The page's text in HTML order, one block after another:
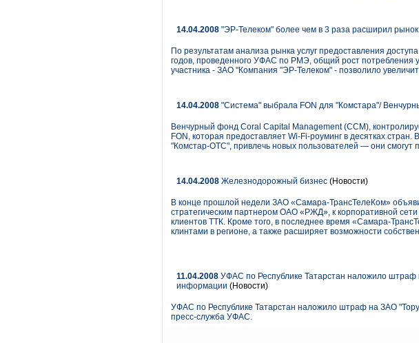
14.04.2008 "ЭР-Телеком" более чем в 3 раза расширил
По результатам анализа рынка услуг предоставления
годов, проведенного УФАС по РМЭ, общий рост потребления
участника - ЗАО "Компания "ЭР-Телеком" - позволило
14.04.2008 "Система" выбрала FON для "Комстара"/
Венчурный фонд Coral Capital Management (CCM),
FON, которая предоставляет Wi-Fi-роуминг в десятках
"Комстар-ОТС", привлечь новых пользователей — они смогут
14.04.2008 Железнодорожный бизнес (Новости)
В конце прошлой недели ЗАО «Самара-ТрансТелеКом»
стратегическим партнером ОАО «РЖД», к корпоративной
клиентов ТТК. Кроме того, в последнее время «Самара-
клинтами в регионе, а также расширяет возможности
11.04.2008 УФАС по Республике Татарстан наложило штраф
информации (Новости)
УФАС по Республике Татарстан наложило штраф на ЗАО
пресс-служба УФАС.